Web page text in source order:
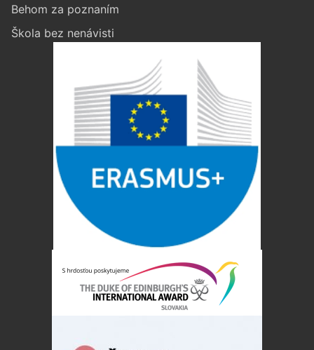
Behom za poznaním
Škola bez nenávisti